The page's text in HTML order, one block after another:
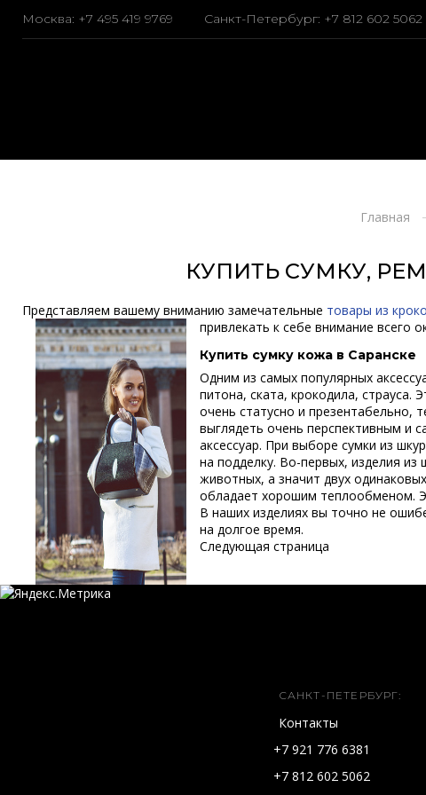
Москва: +7 495 419 9769 Санкт-Петербург: +7 812 602 5062
Главная
КУПИТЬ СУМКУ,
Представляем вашему вниманию замечательные товары из
привлекать к себе внимание всего
Купить сумку кожа в Саранске
Одним из самых популярных
питона, ската, крокодила, страуса.
очень статусно и
выглядеть очень перспективным и
аксессуар. При выборе сумки из
на подделку. Во-первых, изделия
животных, а значит двух
обладает хорошим теплообменом.
В наших изделиях вы точно не
на долгое время.
Следующая страница
САНКТ-ПЕТЕРБУРГ:
Контакты
+7 921 776 6381
+7 812 602 5062